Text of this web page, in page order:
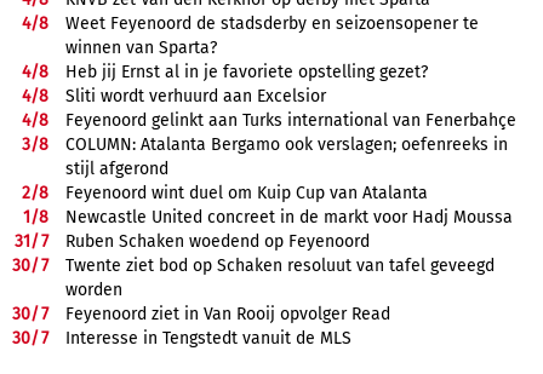
4/8
Weet Feyenoord de stadsderby en seizoensopener te
winnen van Sparta?
4/8
Heb jij Ernst al in je favoriete opstelling gezet?
4/8
Sliti wordt verhuurd aan Excelsior
4/8
Feyenoord gelinkt aan Turks international van Fenerbahçe
3/8
COLUMN: Atalanta Bergamo ook verslagen; oefenreeks in
stijl afgerond
2/8
Feyenoord wint duel om Kuip Cup van Atalanta
1/8
Newcastle United concreet in de markt voor Hadj Moussa
31/7
Ruben Schaken woedend op Feyenoord
30/7
Twente ziet bod op Schaken resoluut van tafel geveegd
worden
30/7
Feyenoord ziet in Van Rooij opvolger Read
30/7 Interesse in Tengstedt vanuit de MLS